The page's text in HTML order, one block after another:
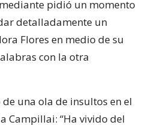
pidió un momento
detalladamente un
Flores en medio de su
con la otra
una ola de insultos en el
Campillai: “Ha vivido del